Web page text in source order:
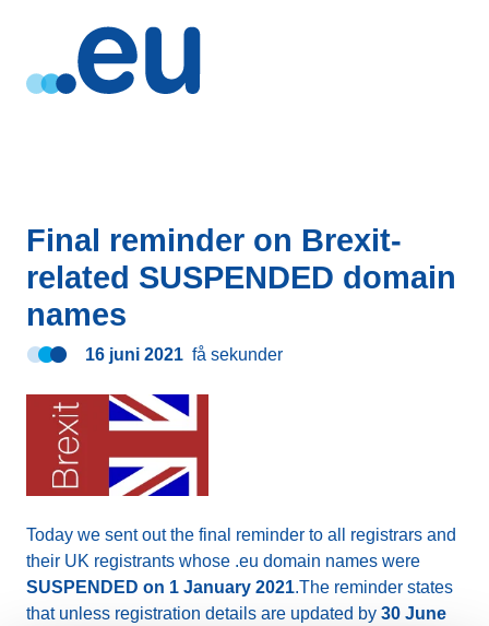
Final reminder on Brexit-
related SUSPENDED domain
names
16 juni 2021 få sekunder
Today we sent out the final reminder to all registrars and
their UK registrants whose .eu domain names were
SUSPENDED on 1 January 2021.The reminder states
that unless registration details are updated by 30 June